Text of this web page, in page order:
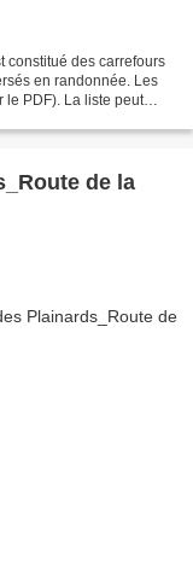
constitué des carrefours
en randonnée. Les
le PDF). La liste peut
de la